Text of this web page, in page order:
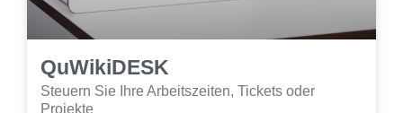
QuWikiDESK
Steuern Sie Ihre Arbeitszeiten, Tickets oder
Projekte